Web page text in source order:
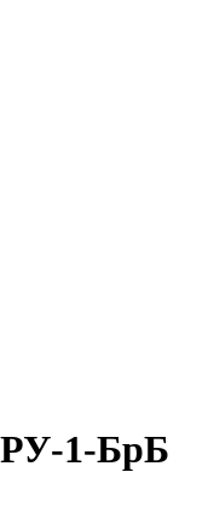
1-БрБ